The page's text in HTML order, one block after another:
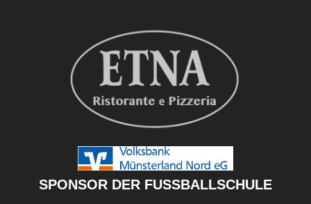
SPONSOR DER FUSSBALLSCHULE